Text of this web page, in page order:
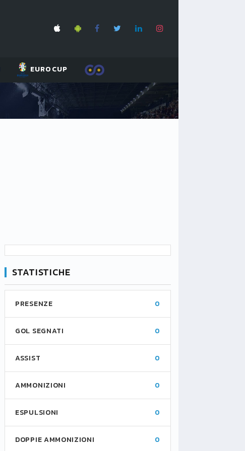
EUROCUP
STATISTICHE
PRESENZE 0
GOL SEGNATI 0
ASSIST 0
AMMONIZIONI 0
ESPULSIONI 0
DOPPIE AMMONIZIONI 0